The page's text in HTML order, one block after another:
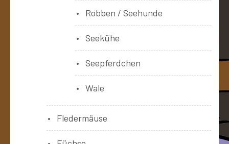
Robben / Seehunde
Seekühe
Seepferdchen
Wale
Fledermäuse